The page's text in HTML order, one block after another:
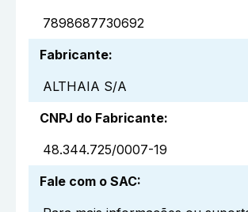
7898687730692
Fabricante:
ALTHAIA S/A
CNPJ do Fabricante:
48.344.725/0007-19
Fale com o SAC: